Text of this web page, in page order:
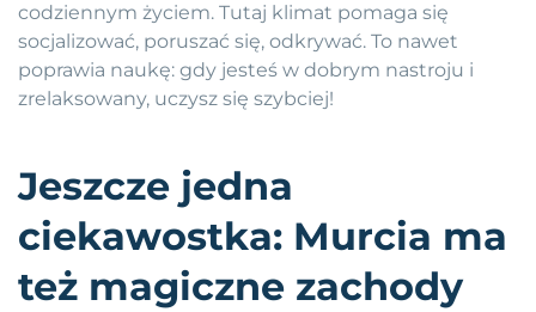
codziennym życiem. Tutaj klimat pomaga się
socjalizować, poruszać się, odkrywać. To nawet
poprawia naukę: gdy jesteś w dobrym nastroju i
zrelaksowany, uczysz się szybciej!
Jeszcze jedna
ciekawostka: Murcia ma
też magiczne zachody